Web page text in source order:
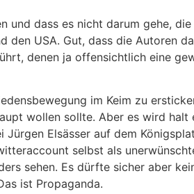
und dass es nicht darum gehe, die
den USA. Gut, dass die Autoren
denen ja offensichtlich eine
im Keim zu
wollen sollte. Aber es wird halt
Elsässer auf dem
selbst als
sehen. Es dürfte sicher aber
ist Propaganda.